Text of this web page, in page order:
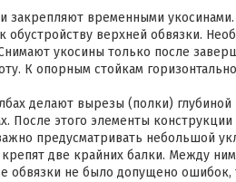
и закрепляют временными
верхней обвязки.
укосины только после
К опорным стойкам
делают вырезы (полки)
После этого элементы
предусматривать небольшой
две крайних балки. Между
обвязки не было допущено ошибок,